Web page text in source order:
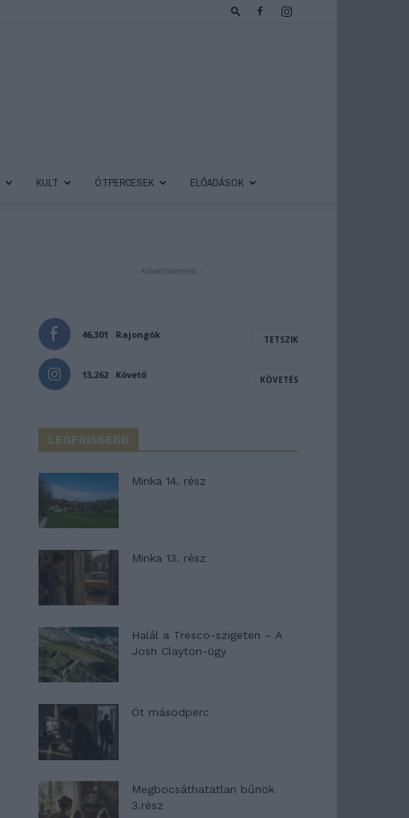
KULT ÖTPERCESEK ELŐADÁSOK
- Advertisement -
46,301 Rajongók TETSZIK
13,262 Követő KÖVETÉS
LEGFRISSEBB
Minka 14. rész
Minka 13. rész
Halál a Tresco-szigeten – A
Josh Clayton-ügy
Öt másodperc
Megbocsáthatatlan bűnök
3.rész